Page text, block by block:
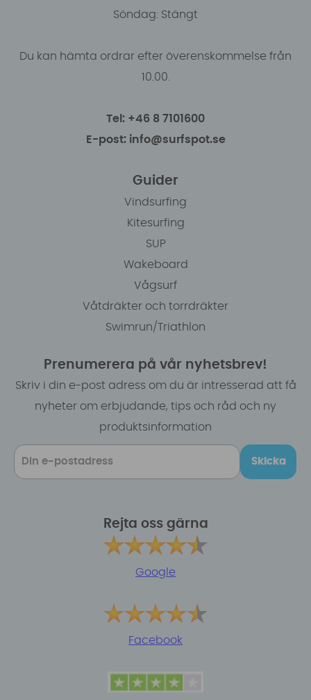
Söndag: Stängt
Du kan hämta ordrar efter överenskommelse från
10.00.
Tel: +46 8 7101600
E-post: info@surfspot.se
Guider
Vindsurfing
Kitesurfing
SUP
Wakeboard
Vågsurf
Våtdräkter och torrdräkter
Swimrun/Triathlon
Prenumerera på vår nyhetsbrev!
Skriv i din e-post adress om du är intresserad att få
nyheter om erbjudande, tips och råd och ny
produktsinformation
Skicka
Rejta oss gärna
Google
Facebook